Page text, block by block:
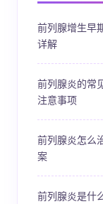
前列腺增生早
详解
前列腺炎的常
注意事项
前列腺炎怎么
案
前列腺炎是什